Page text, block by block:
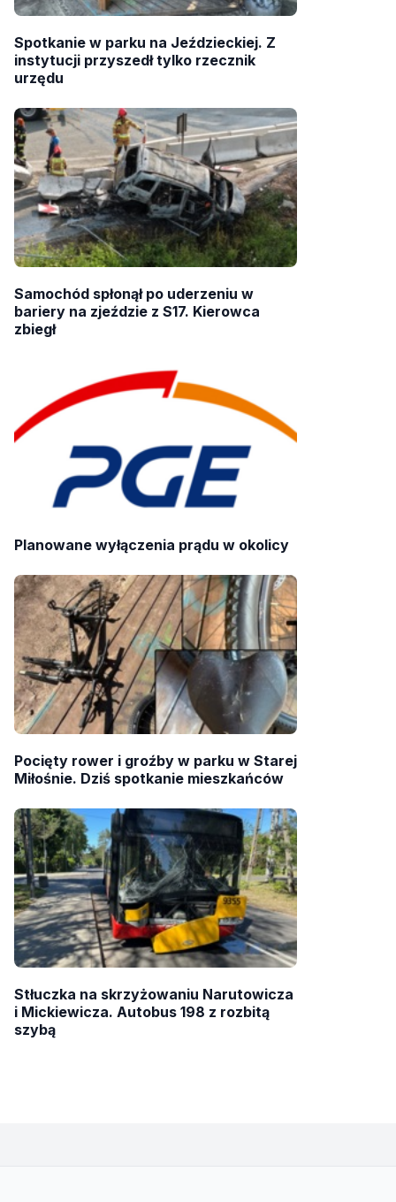
Spotkanie w parku na Jeździeckiej. Z
instytucji przyszedł tylko rzecznik
urzędu
Samochód spłonął po uderzeniu w
bariery na zjeździe z S17. Kierowca
zbiegł
Planowane wyłączenia prądu w okolicy
Pocięty rower i groźby w parku w Starej
Miłośnie. Dziś spotkanie mieszkańców
Stłuczka na skrzyżowaniu Narutowicza
i Mickiewicza. Autobus 198 z rozbitą
szybą